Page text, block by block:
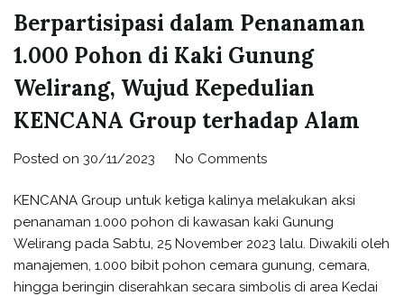
Berpartisipasi dalam Penanaman
1.000 Pohon di Kaki Gunung
Welirang, Wujud Kepedulian
KENCANA Group terhadap Alam
Posted on 30/11/2023 No Comments
KENCANA Group untuk ketiga kalinya melakukan aksi
penanaman 1.000 pohon di kawasan kaki Gunung
Welirang pada Sabtu, 25 November 2023 lalu. Diwakili oleh
manajemen, 1.000 bibit pohon cemara gunung, cemara,
hingga beringin diserahkan secara simbolis di area Kedai